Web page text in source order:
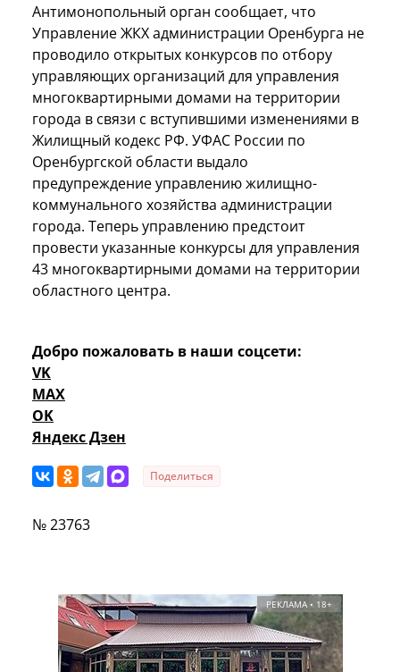
Антимонопольный орган сообщает, что
Управление ЖКХ администрации Оренбурга не
проводило открытых конкурсов по отбору
управляющих организаций для управления
многоквартирными домами на территории
города в связи с вступившими изменениями в
Жилищный кодекс РФ. УФАС России по
Оренбургской области выдало
предупреждение управлению жилищно-
коммунального хозяйства администрации
города. Теперь управлению предстоит
провести указанные конкурсы для управления
43 многоквартирными домами на территории
областного центра.
Добро пожаловать в наши соцсети:
VK
MAX
OK
Яндекс Дзен
Поделиться
№ 23763
РЕКЛАМА • 18+